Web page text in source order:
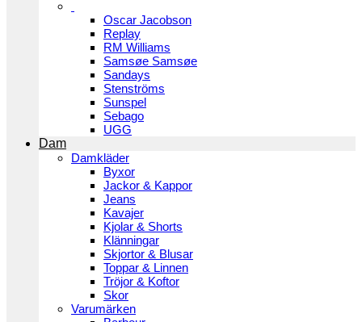
Oscar Jacobson
Replay
RM Williams
Samsøe Samsøe
Sandays
Stenströms
Sunspel
Sebago
UGG
Dam
Damkläder
Byxor
Jackor & Kappor
Jeans
Kavajer
Kjolar & Shorts
Klänningar
Skjortor & Blusar
Toppar & Linnen
Tröjor & Koftor
Skor
Varumärken